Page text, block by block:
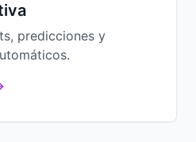
predicciones y